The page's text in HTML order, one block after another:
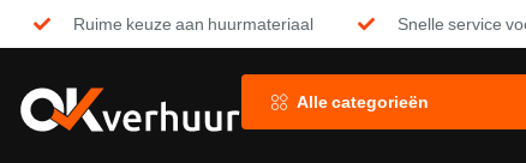
Ruime keuze aan huurmateriaal Snelle service
Alle categorieën